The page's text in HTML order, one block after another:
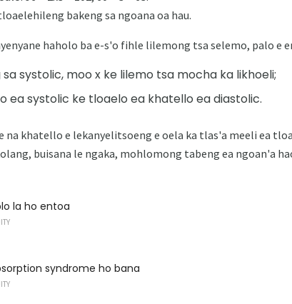
bakeng sa ngoana oa hau.
haholo ba e-s'o fihle lilemong tsa selemo, palo e
systolic, moo x ke lilemo tsa mocha ka likhoeli;
ea systolic ke tloaelo ea khatello ea diastolic.
na khatello e lekanyelitsoeng e oela ka tlas'a meeli ea
buisana le ngaka, mohlomong tabeng ea ngoan'a
la ho entoa
syndrome ho bana